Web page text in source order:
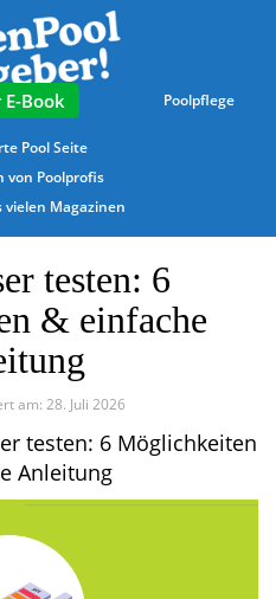
Poolpflege
E-Book
Pool Seite
von Poolprofis
vielen Magazinen
testen: 6
& einfache
am: 28. Juli 2026
testen: 6 Möglichkeiten
Anleitung